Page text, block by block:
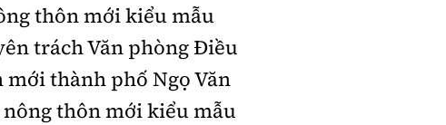
thôn mới kiểu mẫu
trách Văn phòng Điều
thành phố Ngọ Văn
thôn mới kiểu mẫu